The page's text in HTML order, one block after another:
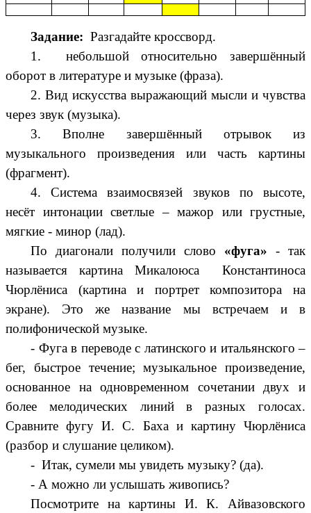
Задание: Разгадайте кроссворд.
1. небольшой относительно завершённый
оборот в литературе и музыке (фраза).
2. Вид искусства выражающий мысли и чувства
через звук (музыка).
3. Вполне завершённый отрывок из
музыкального произведения или часть картины
(фрагмент).
4. Система взаимосвязей звуков по высоте,
несёт интонации светлые – мажор или грустные,
мягкие - минор (лад).
По диагонали получили слово «фуга» - так
называется картина Микалоюса Константиноса
Чюрлёниса (картина и портрет композитора на
экране). Это же название мы встречаем и в
полифонической музыке.
- Фуга в переводе с латинского и итальянского –
бег, быстрое течение; музыкальное произведение,
основанное на одновременном сочетании двух и
более мелодических линий в разных голосах.
Сравните фугу И. С. Баха и картину Чюрлёниса
(разбор и слушание целиком).
- Итак, сумели мы увидеть музыку? (да).
- А можно ли услышать живопись?
Посмотрите на картины И. К. Айвазовского